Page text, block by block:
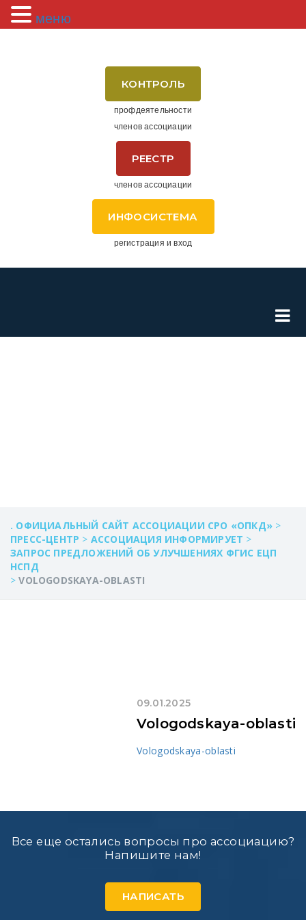
КОНТРОЛЬ
профдеятельности
членов ассоциации
РЕЕСТР
членов ассоциации
ИНФОСИСТЕМА
регистрация и вход
. ОФИЦИАЛЬНЫЙ САЙТ АССОЦИАЦИИ СРО «ОПКД» >
ПРЕСС-ЦЕНТР > АССОЦИАЦИЯ ИНФОРМИРУЕТ >
ЗАПРОС ПРЕДЛОЖЕНИЙ ОБ УЛУЧШЕНИЯХ ФГИС ЕЦП
НСПД
>VOLOGODSKAYA-OBLASTI
09.01.2025
Vologodskaya-oblasti
Vologodskaya-oblasti
Все еще остались вопросы про ассоциацию?
Напишите нам!
НАПИСАТЬ
меню